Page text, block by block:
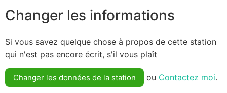
Changer les informations
Si vous savez quelque chose à propos de cette station
qui n'est pas encore écrit, s'il vous plaît
Changer les données de la station ou Contactez moi.